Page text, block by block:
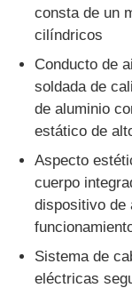
consta de un
cilíndricos
Conducto de
soldada de
de aluminio
estático de
Aspecto
cuerpo
dispositivo de
Sistema de
eléctricas